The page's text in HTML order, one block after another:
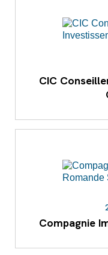
CIC
Compagnie